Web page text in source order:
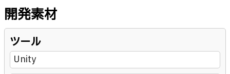
開発素材
ツール
Unity